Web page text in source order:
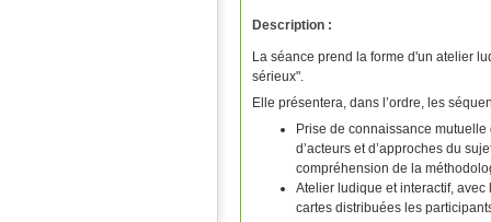
Description :
La séance prend la forme d'un atelier
sérieux".
Elle présentera, dans l’ordre, les
Prise de connaissance
d’acteurs et d’approches du
compréhension de la
Atelier ludique et interactif,
cartes distribuées les